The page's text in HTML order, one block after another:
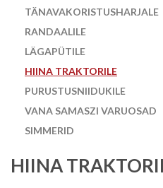
TÄNAVAKORISTUSHARJALE
RANDAALILE
LÄGAPÜTILE
HIINA TRAKTORILE
PURUSTUSNIIDUKILE
VANA SAMASZI VARUOSAD
SIMMERID
HIINA